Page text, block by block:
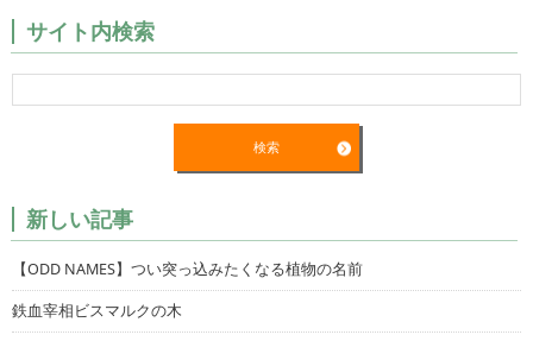
サイト内検索
新しい記事
【ODD NAMES】つい突っ込みたくなる植物の名前
鉄血宰相ビスマルクの木